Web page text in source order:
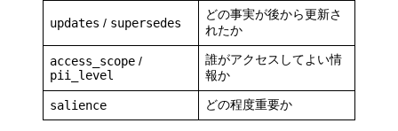
updates / supersedes
どの事実が後から更新さ
れたか
access_scope /
pii_level
誰がアクセスしてよい情
報か
salience どの程度重要か